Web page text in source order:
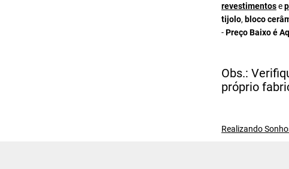
revestimentose
tijolo, bloco
-Preço Baixo é
Obs.:
próprio
Realizando